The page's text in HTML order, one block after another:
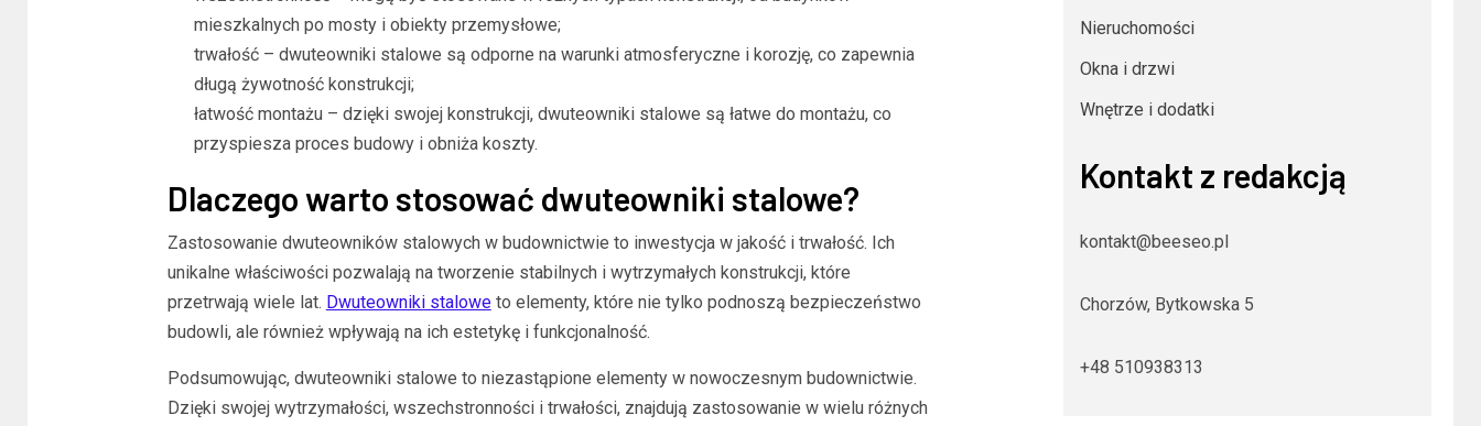
mieszkalnych po mosty i obiekty przemysłowe;
trwałość – dwuteowniki stalowe są odporne na warunki atmosferyczne i korozję, co zapewnia
długą żywotność konstrukcji;
łatwość montażu – dzięki swojej konstrukcji, dwuteowniki stalowe są łatwe do montażu, co
przyspiesza proces budowy i obniża koszty.
Dlaczego warto stosować dwuteowniki stalowe?
Zastosowanie dwuteowników stalowych w budownictwie to inwestycja w jakość i trwałość. Ich
unikalne właściwości pozwalają na tworzenie stabilnych i wytrzymałych konstrukcji, które
przetrwają wiele lat. Dwuteowniki staloweto elementy, które nie tylko podnoszą bezpieczeństwo
budowli, ale również wpływają na ich estetykę i funkcjonalność.
Podsumowując, dwuteowniki stalowe to niezastąpione elementy w nowoczesnym budownictwie.
Dzięki swojej wytrzymałości, wszechstronności i trwałości, znajdują zastosowanie w wielu różnych
Nieruchomości
Okna i drzwi
Wnętrze i dodatki
Kontakt z redakcją
kontakt@beeseo.pl
Chorzów, Bytkowska 5
+48 510938313